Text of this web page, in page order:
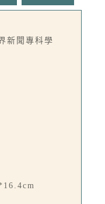
新聞專科學